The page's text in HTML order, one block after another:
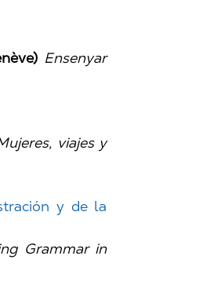
Ensenyar
viajes y
y de la
Grammar in